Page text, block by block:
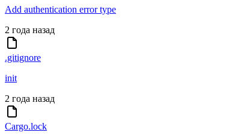
Add authentication error type
2 года назад
.gitignore
init
2 года назад
Cargo.lock